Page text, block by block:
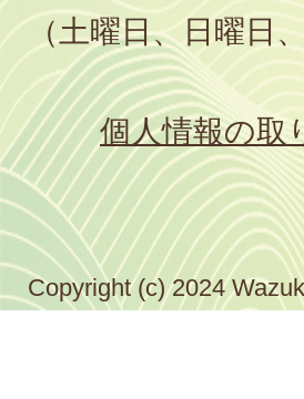
（土曜日、日曜日
個人情報の取
Copyright (c) 2024